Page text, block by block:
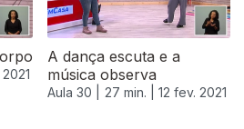
A dança escuta e a
música observa
Aula 30 | 27 min. | 12 fev. 2021